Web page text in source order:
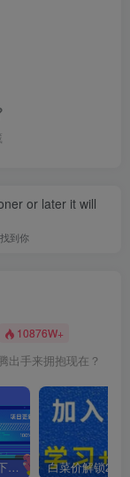
or later it will
到你
10876W+
出手来拥抱现在？
全网VIP课程 无损下载~